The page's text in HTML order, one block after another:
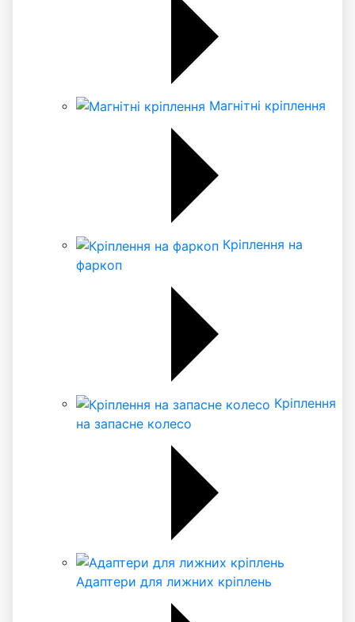
Магнітні кріплення
Кріплення на
фаркоп
Кріплення
на запасне колесо
Адаптери для лижних кріплень